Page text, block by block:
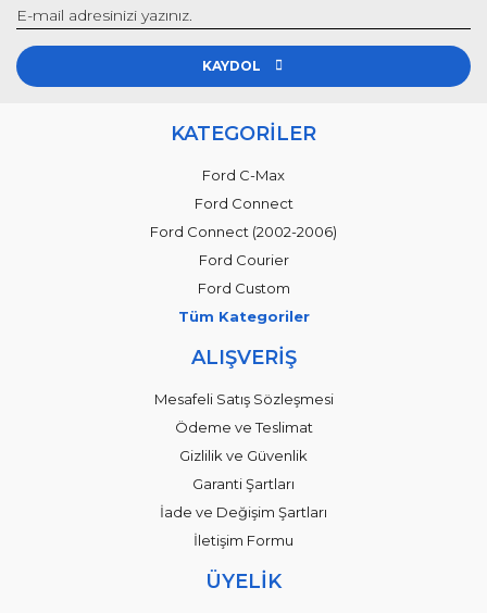
KAYDOL
KATEGORİLER
Ford C-Max
Ford Connect
Ford Connect (2002-2006)
Ford Courier
Ford Custom
Tüm Kategoriler
ALIŞVERİŞ
Mesafeli Satış Sözleşmesi
Ödeme ve Teslimat
Gizlilik ve Güvenlik
Garanti Şartları
İade ve Değişim Şartları
İletişim Formu
ÜYELİK